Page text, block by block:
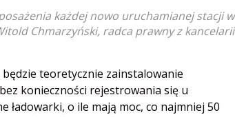
każdej nowo uruchamianej stacji w
Chmarzyński, radca prawny z kancelarii
teoretycznie zainstalowanie
konieczności rejestrowania się u
ładowarki, o ile mają moc, co najmniej 50